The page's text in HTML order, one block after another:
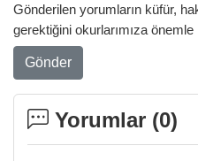
Gönderilen yorumların küfür,
gerektiğini okurlarımıza önemle
Gönder
Yorumlar (0)